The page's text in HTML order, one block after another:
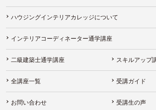
ハウジングインテリアカレッジについて
インテリアコーディネーター通学講座
二級建築士通学講座 スキルアップ
全講座一覧 受講ガイド
お問い合わせ 受講生の声